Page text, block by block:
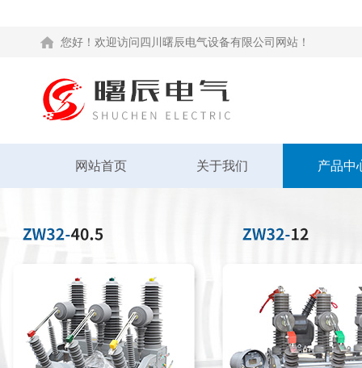
您好！欢迎访问四川曙辰电气设备有限公司网站！
网站首页 关于我们 产品中